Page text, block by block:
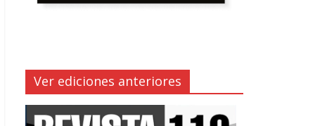
Ver ediciones anteriores